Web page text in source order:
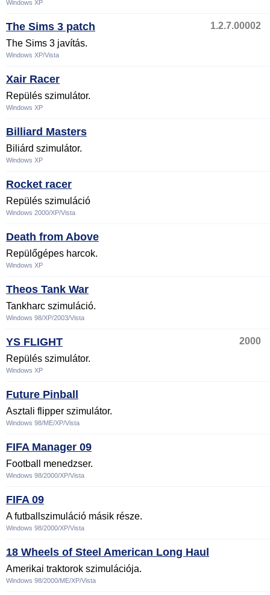
Windows XP
The Sims 3 patch
1.2.7.00002
The Sims 3 javítás.
Windows XP/Vista
Xair Racer
Repülés szimulátor.
Windows XP
Billiard Masters
Biliárd szimulátor.
Windows XP
Rocket racer
Repülés szimuláció
Windows 2000/XP/Vista
Death from Above
Repülőgépes harcok.
Windows XP
Theos Tank War
Tankharc szimuláció.
Windows 98/XP/2003/Vista
YS FLIGHT
2000
Repülés szimulátor.
Windows XP
Future Pinball
Asztali flipper szimulátor.
Windows 98/ME/XP/Vista
FIFA Manager 09
Football menedzser.
Windows 98/2000/XP/Vista
FIFA 09
A futballszimuláció másik része.
Windows 98/2000/XP/Vista
18 Wheels of Steel American Long Haul
Amerikai traktorok szimulációja.
Windows 98/2000/ME/XP/Vista